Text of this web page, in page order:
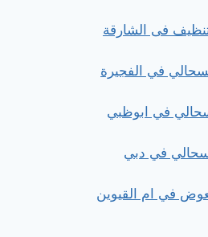
فى الشارقة
في الفجيرة
في ابوظبي
في دبي
في ام القيوين